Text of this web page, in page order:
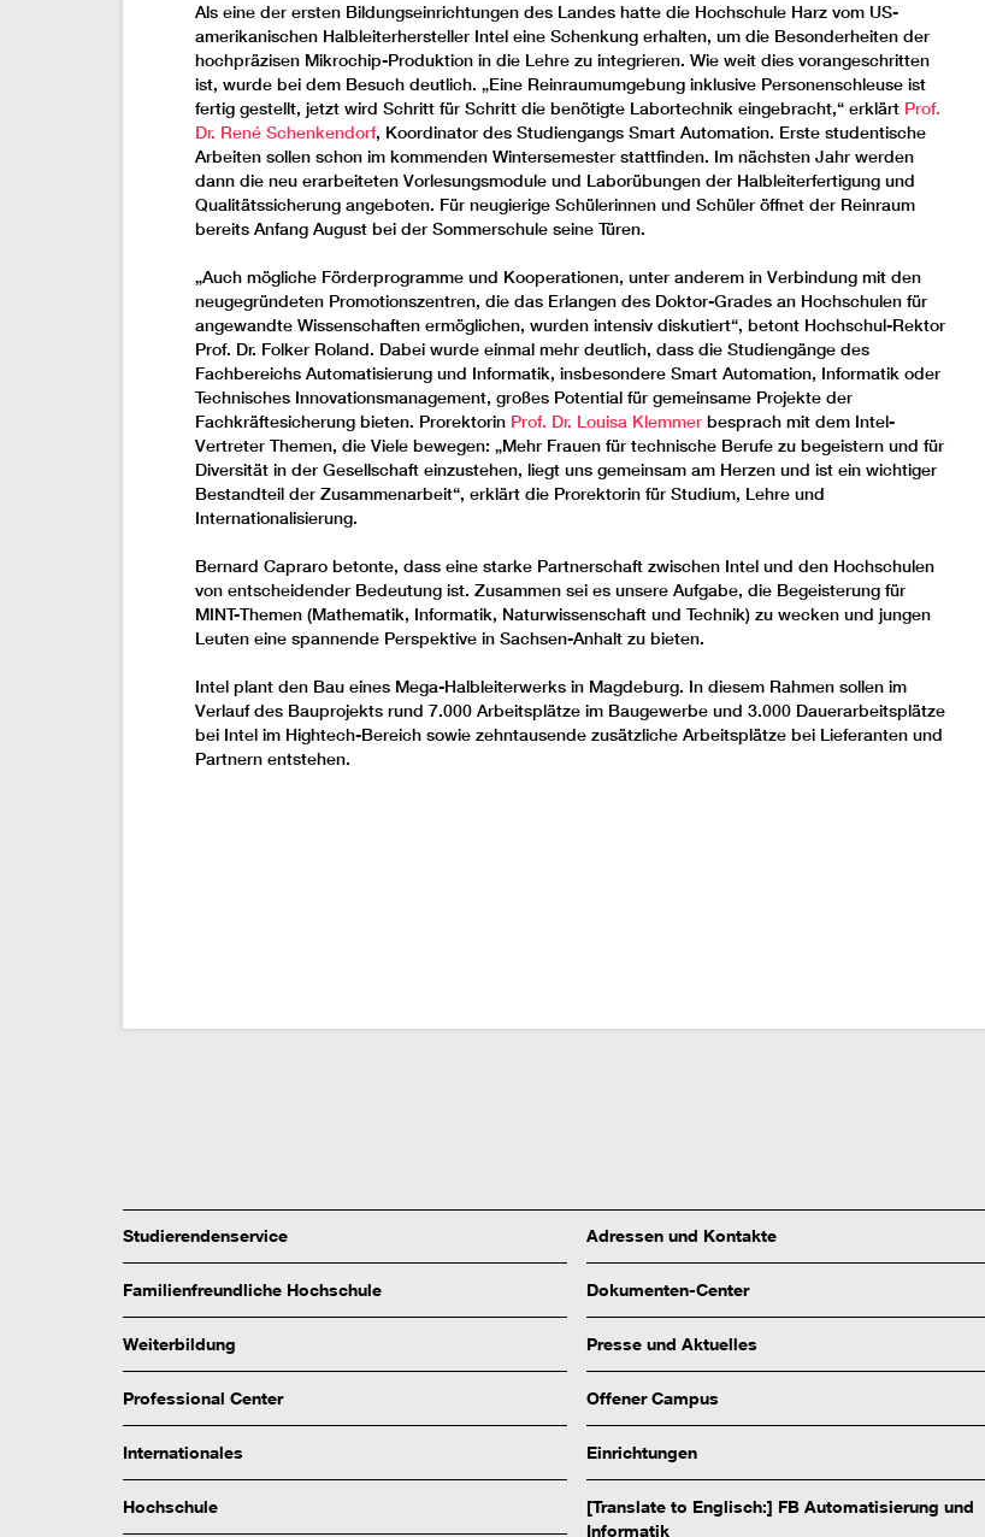
Als eine der ersten Bildungseinrichtungen des Landes hatte die Hochschule Harz vom US-
amerikanischen Halbleiterhersteller Intel eine Schenkung erhalten, um die Besonderheiten der
hochpräzisen Mikrochip-Produktion in die Lehre zu integrieren. Wie weit dies vorangeschritten
ist, wurde bei dem Besuch deutlich. „Eine Reinraumumgebung inklusive Personenschleuse ist
fertig gestellt, jetzt wird Schritt für Schritt die benötigte Labortechnik eingebracht,“ erklärt Prof.
Dr. René Schenkendorf, Koordinator des Studiengangs Smart Automation. Erste studentische
Arbeiten sollen schon im kommenden Wintersemester stattfinden. Im nächsten Jahr werden
dann die neu erarbeiteten Vorlesungsmodule und Laborübungen der Halbleiterfertigung und
Qualitätssicherung angeboten. Für neugierige Schülerinnen und Schüler öffnet der Reinraum
bereits Anfang August bei der Sommerschule seine Türen.
„Auch mögliche Förderprogramme und Kooperationen, unter anderem in Verbindung mit den
neugegründeten Promotionszentren, die das Erlangen des Doktor-Grades an Hochschulen für
angewandte Wissenschaften ermöglichen, wurden intensiv diskutiert“, betont Hochschul-Rektor
Prof. Dr. Folker Roland. Dabei wurde einmal mehr deutlich, dass die Studiengänge des
Fachbereichs Automatisierung und Informatik, insbesondere Smart Automation, Informatik oder
Technisches Innovationsmanagement, großes Potential für gemeinsame Projekte der
Fachkräftesicherung bieten. Prorektorin Prof. Dr. Louisa Klemmer besprach mit dem Intel-
Vertreter Themen, die Viele bewegen: „Mehr Frauen für technische Berufe zu begeistern und für
Diversität in der Gesellschaft einzustehen, liegt uns gemeinsam am Herzen und ist ein wichtiger
Bestandteil der Zusammenarbeit“, erklärt die Prorektorin für Studium, Lehre und
Internationalisierung.
Bernard Capraro betonte, dass eine starke Partnerschaft zwischen Intel und den Hochschulen
von entscheidender Bedeutung ist. Zusammen sei es unsere Aufgabe, die Begeisterung für
MINT-Themen (Mathematik, Informatik, Naturwissenschaft und Technik) zu wecken und jungen
Leuten eine spannende Perspektive in Sachsen-Anhalt zu bieten.
Intel plant den Bau eines Mega-Halbleiterwerks in Magdeburg. In diesem Rahmen sollen im
Verlauf des Bauprojekts rund 7.000 Arbeitsplätze im Baugewerbe und 3.000 Dauerarbeitsplätze
bei Intel im Hightech-Bereich sowie zehntausende zusätzliche Arbeitsplätze bei Lieferanten und
Partnern entstehen.
Studierendenservice
Familienfreundliche Hochschule
Weiterbildung
Professional Center
Internationales
Hochschule
Adressen und Kontakte
Dokumenten-Center
Presse und Aktuelles
Offener Campus
Einrichtungen
[Translate to Englisch:] FB Automatisierung und
Informatik